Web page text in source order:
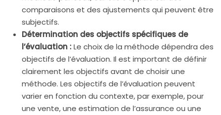
comparaisons et des ajustements qui peuvent être
subjectifs.
Détermination des objectifs spécifiques de
l’évaluation :Le choix de la méthode dépendra des
objectifs de l’évaluation. Il est important de définir
clairement les objectifs avant de choisir une
méthode. Les objectifs de l’évaluation peuvent
varier en fonction du contexte, par exemple, pour
une vente, une estimation de l’assurance ou une